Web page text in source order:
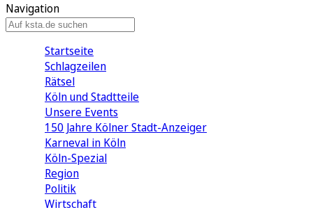
Navigation
Startseite
Schlagzeilen
Rätsel
Köln und Stadtteile
Unsere Events
150 Jahre Kölner Stadt-Anzeiger
Karneval in Köln
Köln-Spezial
Region
Politik
Wirtschaft